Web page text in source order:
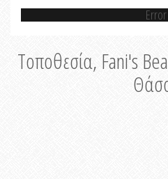
Error
Τοποθεσία, Fani's